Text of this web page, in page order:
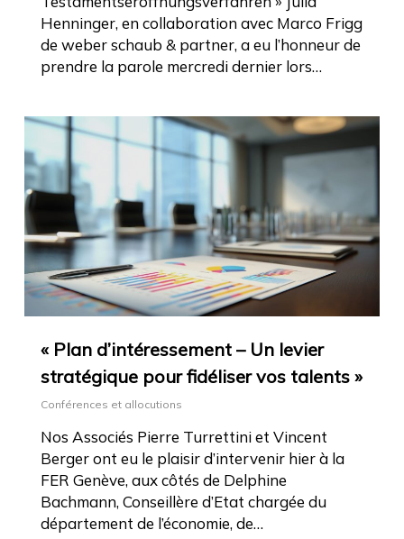
Henninger, en collaboration avec Marco Frigg
de weber schaub & partner, a eu l’honneur de
prendre la parole mercredi dernier lors…
« Plan d’intéressement – Un levier
stratégique pour fidéliser vos talents »
Conférences et allocutions
Nos Associés Pierre Turrettini et Vincent
Berger ont eu le plaisir d’intervenir hier à la
FER Genève, aux côtés de Delphine
Bachmann, Conseillère d’Etat chargée du
département de l’économie, de…